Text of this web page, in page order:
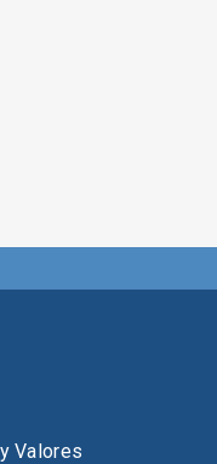
Valores